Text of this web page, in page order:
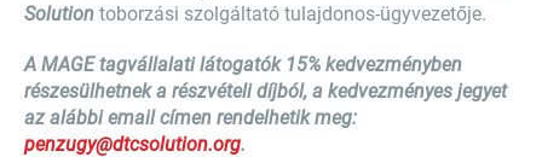
Solution toborzási szolgáltató tulajdonos-ügyvezetője.
A MAGE tagvállalati látogatók 15% kedvezményben
részesülhetnek a részvételi díjból, a kedvezményes jegyet
az alábbi email címen rendelhetik meg:
penzugy@dtcsolution.org.